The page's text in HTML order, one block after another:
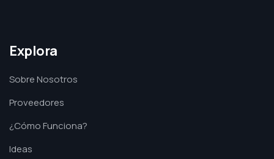
Explora
Sobre Nosotros
Proveedores
¿Cómo Funciona?
Ideas